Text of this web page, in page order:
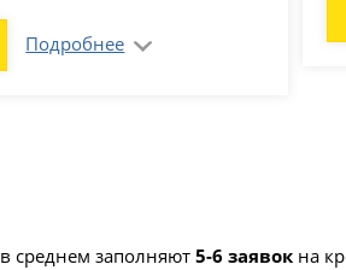
Подробнее
в среднем заполняют5-6 заявок на